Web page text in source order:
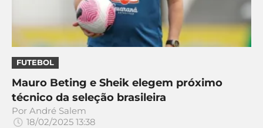
FUTEBOL
Mauro Beting e Sheik elegem próximo
técnico da seleção brasileira
Por André Salem
18/02/2025 13:38